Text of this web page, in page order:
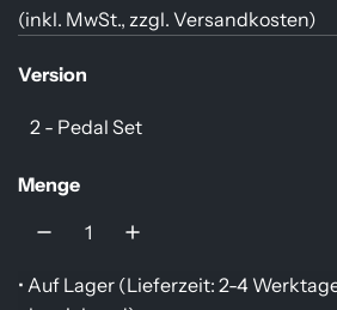
e
g
ä
e
(inkl. MwSt., zzgl. Versandkosten)
Version
2 - Pedal Set
Menge
• Auf Lager (Lieferzeit: 2-4